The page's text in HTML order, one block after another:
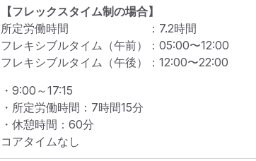
【フレックスタイム制の場合】
所定労働時間
： 7.2時間
フレキシブルタイム（午前）
： 05:00〜12:00
フレキシブルタイム（午後）
： 12:00〜22:00
・9:00～17:15
・所定労働時間：7時間15分
・休憩時間：60分
コアタイムなし